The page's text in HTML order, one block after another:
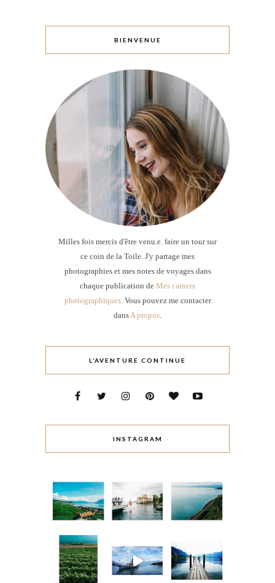
BIENVENUE
Milles fois mercis d'être venu.e. faire un tour sur
ce coin de la Toile. J'y partage mes
photographies et mes notes de voyages dans
chaque publication de Mes carnets
photographiques. Vous pouvez me contacter
dansA propos.
L’AVENTURE CONTINUE
INSTAGRAM